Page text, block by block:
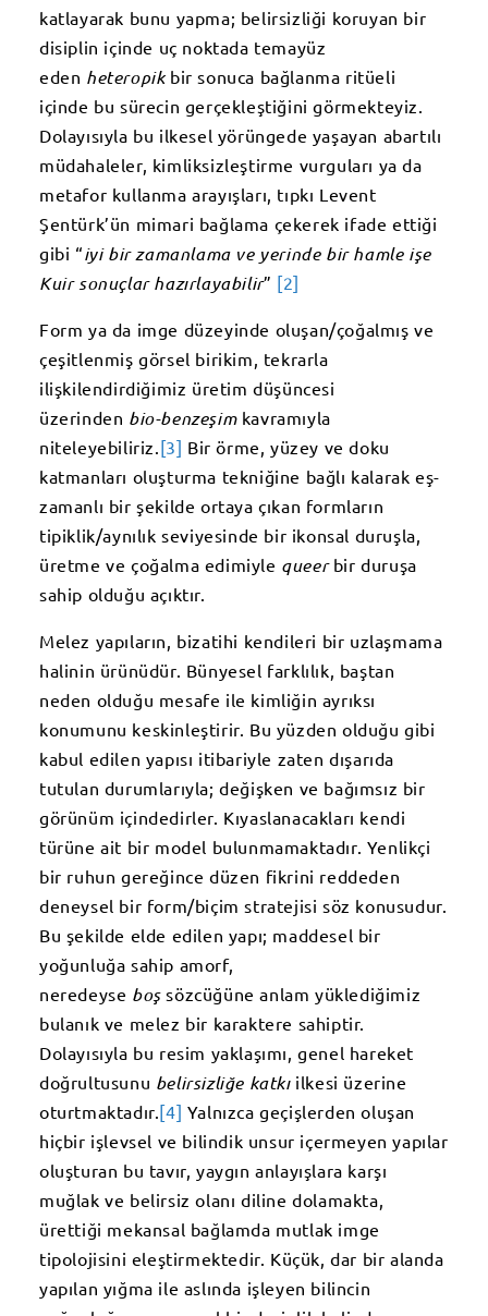
katlayarak bunu yapma; belirsizliği koruyan bir
disiplin içinde uç noktada temayüz
eden heteropikbir sonuca bağlanma ritüeli
içinde bu sürecin gerçekleştiğini görmekteyiz.
Dolayısıyla bu ilkesel yörüngede yaşayan abartılı
müdahaleler, kimliksizleştirme vurguları ya da
metafor kullanma arayışları, tıpkı Levent
Şentürk’ün mimari bağlama çekerek ifade ettiği
gibi “iyi bir zamanlama ve yerinde bir hamle işe
Kuir sonuçlar hazırlayabilir” [2]
Form ya da imge düzeyinde oluşan/çoğalmış ve
çeşitlenmiş görsel birikim, tekrarla
ilişkilendirdiğimiz üretim düşüncesi
üzerinden bio-benzeşimkavramıyla
niteleyebiliriz. [3] Bir örme, yüzey ve doku
katmanları oluşturma tekniğine bağlı kalarak eş-
zamanlı bir şekilde ortaya çıkan formların
tipiklik/aynılık seviyesinde bir ikonsal duruşla,
üretme ve çoğalma edimiyle queerbir duruşa
sahip olduğu açıktır.
Melez yapıların, bizatihi kendileri bir uzlaşmama
halinin ürünüdür. Bünyesel farklılık, baştan
neden olduğu mesafe ile kimliğin ayrıksı
konumunu keskinleştirir. Bu yüzden olduğu gibi
kabul edilen yapısı itibariyle zaten dışarıda
tutulan durumlarıyla; değişken ve bağımsız bir
görünüm içindedirler. Kıyaslanacakları kendi
türüne ait bir model bulunmamaktadır. Yenlikçi
bir ruhun gereğince düzen fikrini reddeden
deneysel bir form/biçim stratejisi söz konusudur.
Bu şekilde elde edilen yapı; maddesel bir
yoğunluğa sahip amorf,
neredeyse boşsözcüğüne anlam yüklediğimiz
bulanık ve melez bir karaktere sahiptir.
Dolayısıyla bu resim yaklaşımı, genel hareket
doğrultusunu belirsizliğe katkıilkesi üzerine
oturtmaktadır. [4] Yalnızca geçişlerden oluşan
hiçbir işlevsel ve bilindik unsur içermeyen yapılar
oluşturan bu tavır, yaygın anlayışlara karşı
muğlak ve belirsiz olanı diline dolamakta,
ürettiği mekansal bağlamda mutlak imge
tipolojisini eleştirmektedir. Küçük, dar bir alanda
yapılan yığma ile aslında işleyen bilincin